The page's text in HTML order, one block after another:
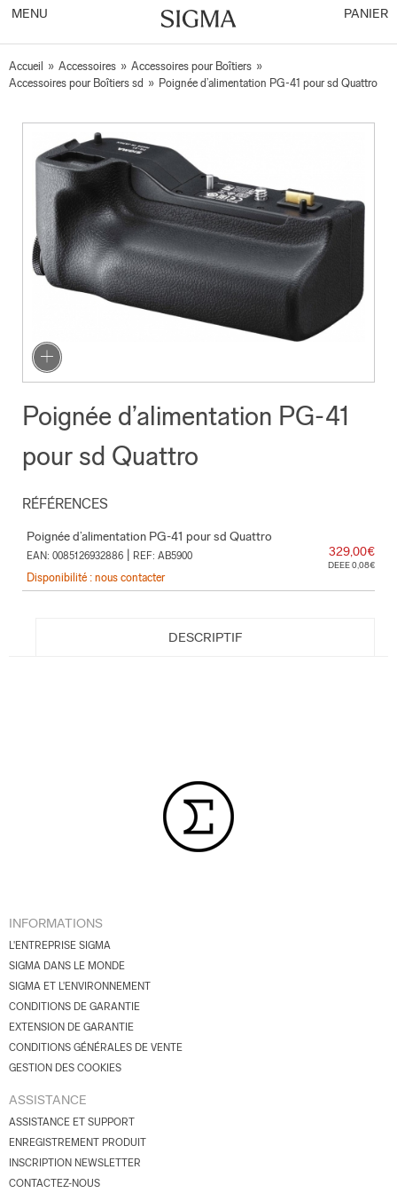
MENU PANIER
Accueil » Accessoires » Accessoires pour Boîtiers »
Accessoires pour Boîtiers sd » Poignée d’alimentation PG-41 pour sd Quattro
Poignée d’alimentation PG-41
pour sd Quattro
RÉFÉRENCES
Poignée d’alimentation PG-41 pour sd Quattro
EAN: 0085126932886 | REF: AB5900
Disponibilité : nous contacter
329,00€
DEEE 0,08€
DESCRIPTIF
INFORMATIONS
L'ENTREPRISE SIGMA
SIGMA DANS LE MONDE
SIGMA ET L'ENVIRONNEMENT
CONDITIONS DE GARANTIE
EXTENSION DE GARANTIE
CONDITIONS GÉNÉRALES DE VENTE
GESTION DES COOKIES
ASSISTANCE
ASSISTANCE ET SUPPORT
ENREGISTREMENT PRODUIT
INSCRIPTION NEWSLETTER
CONTACTEZ-NOUS